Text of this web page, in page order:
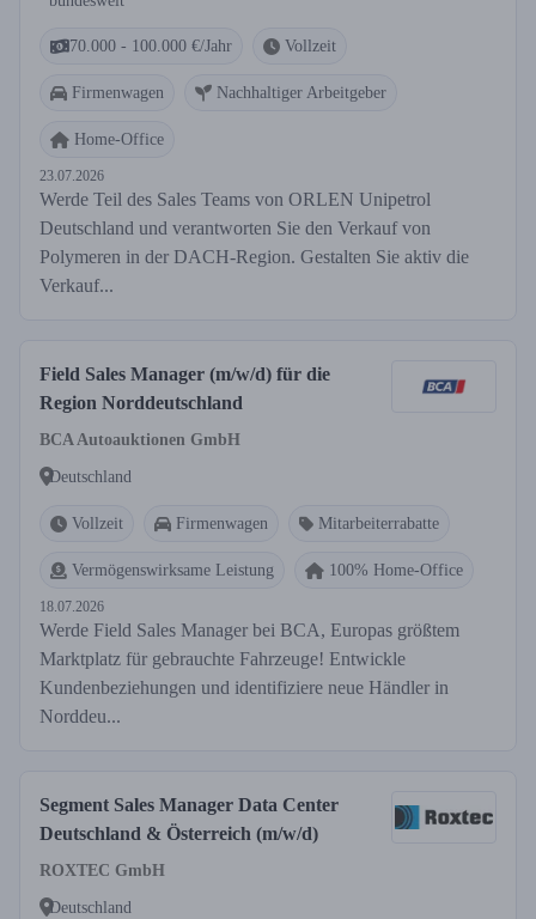
70.000 - 100.000 €/Jahr Vollzeit
Firmenwagen Nachhaltiger Arbeitgeber
Home-Office
23.07.2026
Werde Teil des Sales Teams von ORLEN Unipetrol
Deutschland und verantworten Sie den Verkauf von
Polymeren in der DACH-Region. Gestalten Sie aktiv die
Verkauf...
Field Sales Manager (m/w/d) für die
Region Norddeutschland
BCA Autoauktionen GmbH
Deutschland
Vollzeit Firmenwagen Mitarbeiterrabatte
Vermögenswirksame Leistung 100% Home-Office
18.07.2026
Werde Field Sales Manager bei BCA, Europas größtem
Marktplatz für gebrauchte Fahrzeuge! Entwickle
Kundenbeziehungen und identifiziere neue Händler in
Norddeu...
Segment Sales Manager Data Center
Deutschland & Österreich (m/w/d)
ROXTEC GmbH
Deutschland